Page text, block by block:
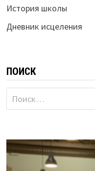
История школы
Дневник исцеления
ПОИСК
Найти: